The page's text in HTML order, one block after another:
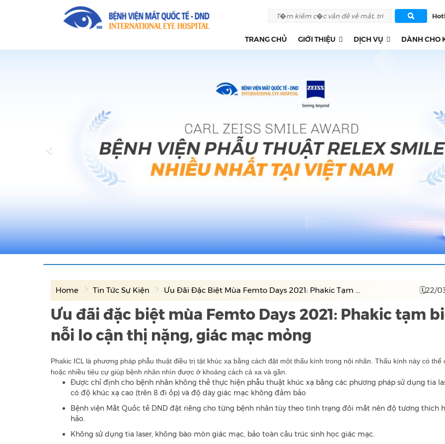
TRANG CHỦ GIỚI THIỆU DỊCH VỤ DÀNH CHO
Home Tin Tức Sự Kiện Ưu Đãi Đặc Biệt Mùa Femto Days 2021: Phakic Tạm ... 🗓22/
Ưu đãi đặc biệt mùa Femto Days 2021: Phakic tạm
nỗi lo cận thị nặng, giác mạc mỏng
Phakic ICL là phương pháp phẫu thuật điều trị tật khúc xạ bằng cách đặt một thấu kính trong nội nhãn. Thấu kính này có thể
hoặc nhiều tiêu cự giúp bệnh nhân nhìn được ở khoảng cách cả xa và gần.
Được chỉ định cho bệnh nhân không thể thực hiện phẫu thuật khúc xạ bằng các phương pháp sử dụng tia
có độ khúc xạ cao (trên 8 đi ốp) và độ dày giác mạc không đảm bảo
Bệnh viện Mắt Quốc tế DND đặt riêng cho từng bệnh nhân tùy theo tình trạng đôi mắt nên độ tương thích
hảo.
Không sử dụng tia laser, không bào mòn giác mạc, bảo toàn cấu trúc sinh học giác mạc.